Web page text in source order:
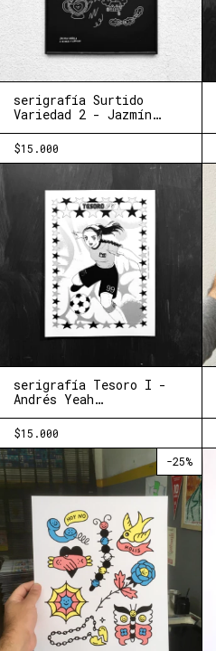
serigrafía Surtido
Variedad 2 - Jazmín
Varela (Nimia+Chocho)
$15.000
serigrafía Tesoro I -
Andrés Yeah
(Nimia+Chocho)
$15.000
-25%